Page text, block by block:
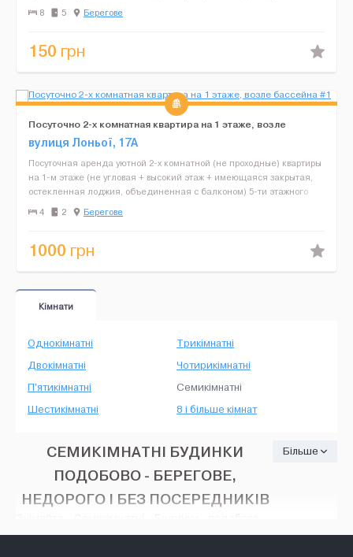
спокійного відпочинку та лікування термальними ...
8 5 Берегове
150 грн
Посуточно 2-х комнатная квартира на 1 этаже, возле
бассейна
вулиця Лоньої, 17А
Посуточная аренда уютной 2-х комнатной (не проходные) квартиры
на 1-м этаже (не угловая + высокий этаж + имеющаяся закрытая,
остекленная лоджия, объединенная с балконом) 5-ти этажного
многоквартирного дома в Берегово! Окна из ква...
4 2 Берегове
1000 грн
Кімнати
Однокімнатні
Двокімнатні
Трикімнатні
Чотирикімнатні
П'ятикімнатні
Шестикімнатні
Семикімнатні
8 і більше кімнат
СЕМИКІМНАТНІ БУДИНКИ
ПОДОБОВО - БЕРЕГОВЕ,
НЕДОРОГО І БЕЗ ПОСЕРЕДНИКІВ
Берегове, на HOUSE24, недорого і без
Більше